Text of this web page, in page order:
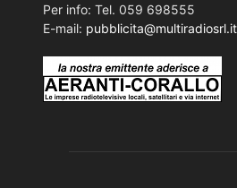
Per info: Tel. 059 698555
E-mail: pubblicita@multiradiosrl.it